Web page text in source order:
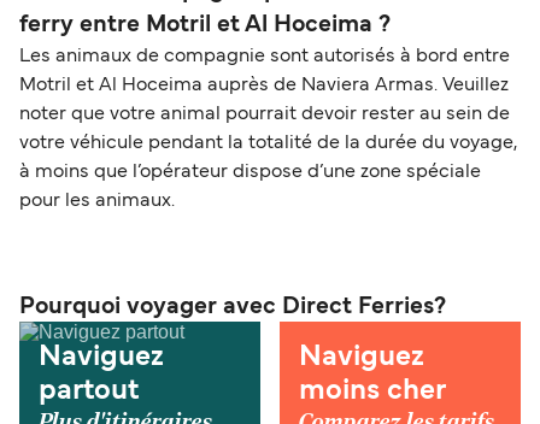
ferry entre Motril et Al Hoceima ?
Les animaux de compagnie sont autorisés à bord entre
Motril et Al Hoceima auprès de Naviera Armas. Veuillez
noter que votre animal pourrait devoir rester au sein de
votre véhicule pendant la totalité de la durée du voyage,
à moins que l’opérateur dispose d’une zone spéciale
pour les animaux.
Pourquoi voyager avec Direct Ferries?
Naviguez
partout
Naviguez
moins cher